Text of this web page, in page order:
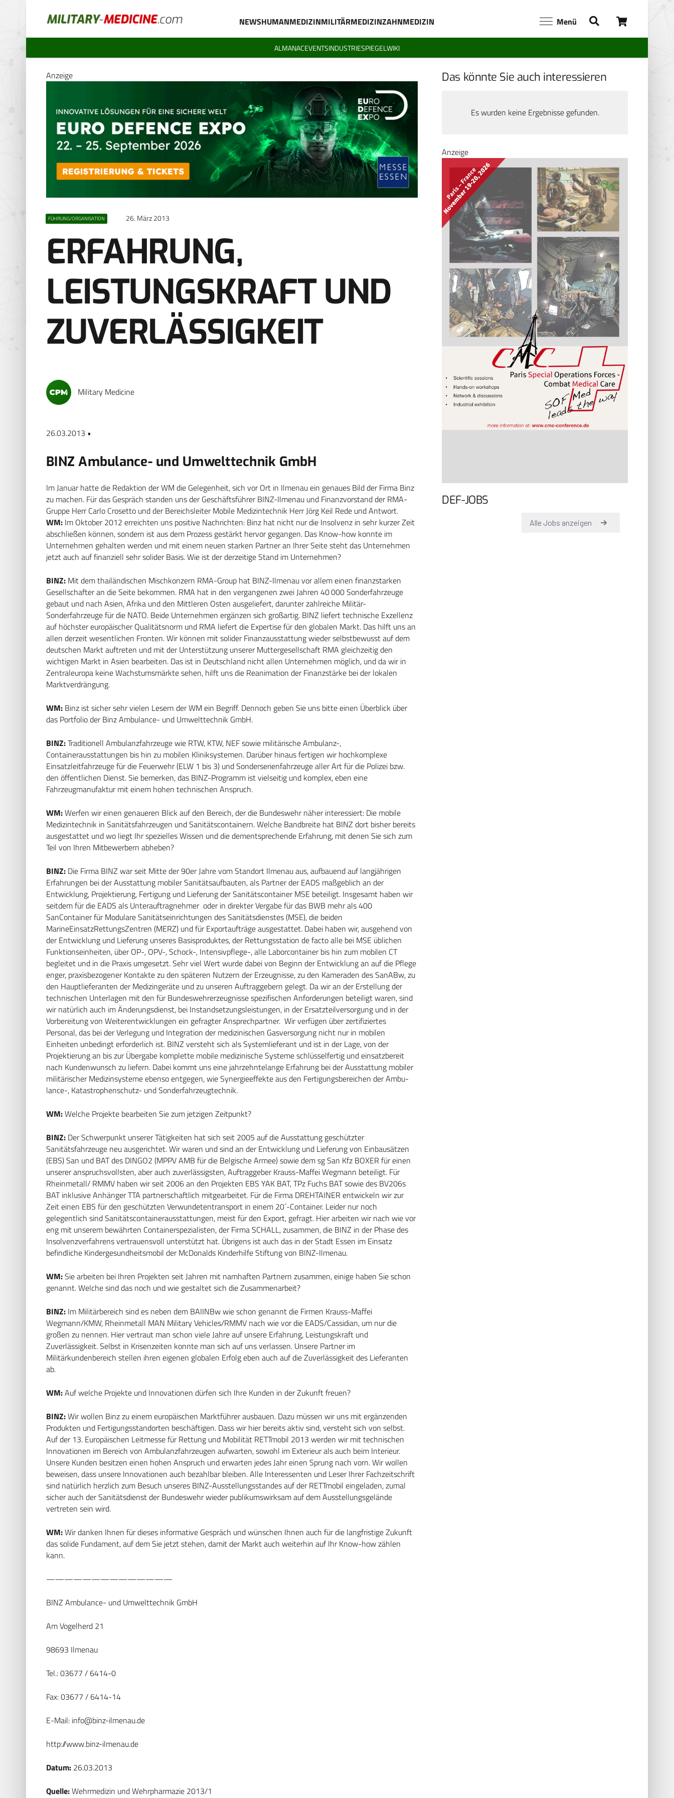
NEWSHUMANMEDIZINMILITÄRMEDIZINZAHNMEDIZIN Menü
ALMANACEVENTSINDUSTRIESPIEGELWIKI
Anzeige
FÜHRUNG/ORGANISATION 26. März 2013
ERFAHRUNG,
LEISTUNGSKRAFT UND
ZUVERLÄSSIGKEIT
Military Medicine
26.03.2013 •
BINZ Ambulance- und Umwelttechnik GmbH
Im Januar hatte die Redaktion der WM die Gelegenheit, sich vor Ort in Ilmenau ein genaues Bild der Firma Binz
zu machen. Für das Gespräch standen uns der Geschäftsführer BINZ-Ilmenau und Finanzvorstand der RMA-
Gruppe Herr Carlo Crosetto und der Bereichsleiter Mobile Medizintechnik Herr Jörg Keil Rede und Antwort.
WM: Im Oktober 2012 erreichten uns positive Nachrichten: Binz hat nicht nur die Insolvenz in sehr kurzer Zeit
abschließen können, sondern ist aus dem Prozess gestärkt hervor gegangen. Das Know-how konnte im
Unternehmen gehalten werden und mit einem neuen starken Partner an Ihrer Seite steht das Unternehmen
jetzt auch auf finanziell sehr solider Basis. Wie ist der derzeitige Stand im Unternehmen?
BINZ: Mit dem thailändischen Mischkonzern RMA-Group hat BINZ-Ilmenau vor allem einen finanzstarken
Gesellschafter an die Seite bekommen. RMA hat in den vergangenen zwei Jahren 40 000 Sonderfahrzeuge
gebaut und nach Asien, Afrika und den Mittleren ­Osten ausgeliefert, darunter zahlreiche Militär-
Sonderfahrzeuge für die NATO. Beide Unternehmen ergänzen sich großartig. BINZ liefert technische Exzellenz
auf höchster europäischer Qualitätsnorm und RMA liefert die Expertise für den globalen Markt. Das hilft uns an
allen derzeit wesentlichen Fronten. Wir können mit solider Finanzausstattung wieder selbstbewusst auf dem
deutschen Markt auftreten und mit der Unterstützung unserer Muttergesellschaft RMA gleichzeitig den
wichtigen Markt in Asien bearbeiten. Das ist in Deutschland nicht allen Unternehmen möglich, und da wir in
Zentraleuropa keine Wachstumsmärkte sehen, hilft uns die Reanimation der Finanzstärke bei der lokalen
Marktverdrängung.
WM: Binz ist sicher sehr vielen Lesern der WM ein Begriff. Dennoch geben Sie uns bitte einen Überblick über
das Portfolio der Binz Ambulance- und Umwelttechnik GmbH.
BINZ:Traditionell Ambulanzfahrzeuge wie RTW, KTW, NEF sowie militärische Ambulanz-,
Containerausstattungen bis hin zu mobilen Kliniksystemen. Darüber hinaus fertigen wir hochkomplexe
Einsatzleitfahrzeuge für die Feuerwehr (ELW 1 bis 3) und Sonderserienfahrzeuge aller Art für die Polizei bzw.
den öffentlichen Dienst. Sie bemerken, das BINZ-Programm ist vielseitig und komplex, eben eine
Fahrzeugmanufaktur mit einem hohen technischen Anspruch.
WM:Werfen wir einen genaueren Blick auf den Bereich, der die Bundeswehr näher interessiert: Die mobile
Medizintechnik in Sanitätsfahrzeugen und Sanitäts­containern. Welche Bandbreite hat BINZ dort bisher bereits
ausgestattet und wo liegt Ihr spezielles Wissen und die dementsprechende Erfahrung, mit denen Sie sich zum
Teil von Ihren Mitbewerbern abheben?
BINZ: Die Firma BINZ war seit Mitte der 90er Jahre vom Standort Ilmenau aus, aufbauend auf langjährigen
Erfahrungen bei der Ausstattung mobiler Sanitätsaufbauten, als Partner der EADS maßgeblich an der
Entwicklung, Projektierung, Fertigung und Lieferung der Sanitätscontainer MSE beteiligt. Insgesamt haben wir
seitdem für die EADS als Unterauftragnehmer oder in direkter Vergabe für das BWB mehr als 400
SanContainer für Modulare Sanitätseinrichtungen des Sanitätsdienstes (MSE), die beiden
MarineEinsatzRettungsZentren (MERZ) und für Exportaufträge ausgestattet. Dabei haben wir, ausgehend von
der Entwicklung und Lieferung unseres Basisproduktes, der Rettungsstation de facto alle bei MSE üblichen
Funktionseinheiten, über OP-, OPV-, Schock-, Intensivpflege-, alle Laborcontainer bis hin zum mobilen CT
begleitet und in die Praxis umgesetzt. Sehr viel Wert wurde dabei von Beginn der Entwicklung an auf die Pflege
enger, praxisbezogener Kontakte zu den späteren Nutzern der Erzeugnisse, zu den Kameraden des ­SanABw, zu
den Hauptlieferanten der Medizingeräte und zu unseren Auftraggebern gelegt. Da wir an der Erstellung der
technischen Unterlagen mit den für Bundeswehrerzeugnisse spezifischen Anforderungen beteiligt waren, sind
wir natürlich auch im Änderungsdienst, bei Instandsetzungsleistungen, in der Ersatzteilversorgung und in der
Vorbereitung von Weiterentwicklungen ein gefragter Ansprechpartner. Wir verfügen über zertifiziertes
Personal, das bei der Verlegung und Integration der medizinischen Gasversorgung nicht nur in mobilen
Einheiten unbedingt erforderlich ist. BINZ versteht sich als Systemlieferant und ist in der Lage, von der
Projektierung an bis zur Übergabe komplette mobile medizinische Systeme schlüsselfertig und einsatzbereit
nach Kundenwunsch zu liefern. Dabei kommt uns eine jahrzehntelange Erfahrung bei der Ausstattung mobiler
militärischer Medizinsysteme ebenso entgegen, wie Synergieeffekte aus den Fertigungsbereichen der Ambu­
lance-, Katastrophenschutz- und Sonderfahrzeugtechnik.
WM:Welche Projekte bearbeiten Sie zum jetzigen Zeitpunkt?
BINZ: Der Schwerpunkt unserer Tätigkeiten hat sich seit 2005 auf die Ausstattung geschützter
Sanitätsfahrzeuge neu ausgerichtet. Wir waren und sind an der Entwicklung und Lieferung von Einbausätzen
(EBS) San und BAT des DINGO2 (MPPV AMB für die Belgische Armee) sowie dem sg San Kfz BOXER für einen
unserer anspruchsvollsten, aber auch zuverlässigsten, Auftraggeber Krauss-Maffei Wegmann beteiligt. Für
Rheinmetall/ RMMV haben wir seit 2006 an den Projekten EBS YAK BAT, TPz Fuchs BAT sowie des BV206s
BAT inklusive Anhänger TTA partnerschaftlich mitgearbeitet. Für die Firma DREHTAINER entwickeln wir zur
Zeit einen EBS für den geschützten Verwundetentransport in einem 20´-Container. Leider nur noch
gelegentlich sind Sanitätscontainerausstattungen, meist für den Export, gefragt. Hier arbeiten wir nach wie vor
eng mit unserem bewährten Containerspezialisten, der Firma SCHALL, zusammen, die BINZ in der Phase des
Insolvenzverfahrens vertrauensvoll unterstützt hat. Übrigens ist auch das in der Stadt Essen im Einsatz
befindliche Kindergesundheitsmobil der McDonalds Kinderhilfe Stiftung von BINZ-Ilmenau.
WM:Sie arbeiten bei Ihren Projekten seit Jahren mit namhaften Partnern zusammen, einige haben Sie schon
genannt. Welche sind das noch und wie gestaltet sich die Zusammenarbeit?
BINZ: Im Militärbereich sind es neben dem BAIINBw wie schon genannt die Firmen Krauss-Maffei
Wegmann/KMW, Rheinmetall MAN Military Vehicles/RMMV nach wie vor die EADS/Cassidian, um nur die
großen zu nennen. Hier vertraut man schon viele Jahre auf unsere Erfahrung, Leistungskraft und
Zuverlässigkeit. Selbst in Krisenzeiten konnte man sich auf uns verlassen. Unsere Partner im
Militärkundenbereich stellen ihren eigenen globalen Erfolg eben auch auf die Zuverlässigkeit des Lieferanten
ab.
WM:Auf welche Projekte und Innovationen dürfen sich Ihre Kunden in der Zukunft freuen?
BINZ:Wir wollen Binz zu einem europäischen Marktführer ausbauen. Dazu müssen wir uns mit ergänzenden
Produkten und Fertigungsstandorten beschäftigen. Dass wir hier bereits aktiv sind, versteht sich von selbst.
Auf der 13. Europäischen Leitmesse für Rettung und Mobilität RETTmobil 2013 werden wir mit technischen
Innovationen im Bereich von Ambulanzfahrzeugen aufwarten, sowohl im Exterieur als auch beim Interieur.
Unsere Kunden besitzen einen hohen Anspruch und erwarten jedes Jahr einen Sprung nach vorn. Wir wollen
beweisen, dass unsere Innovationen auch bezahlbar bleiben. Alle Interessenten und Leser Ihrer Fachzeitschrift
sind natürlich herzlich zum Besuch unseres BINZ-Ausstellungsstandes auf der RETTmobil eingeladen, zumal
sicher auch der Sanitätsdienst der Bundeswehr wieder publikumswirksam auf dem Ausstellungsgelände
vertreten sein wird.
WM:Wir danken Ihnen für dieses informative Gespräch und wünschen Ihnen auch für die langfristige Zukunft
das solide Fundament, auf dem Sie jetzt stehen, damit der Markt auch weiterhin auf Ihr Know-how zählen
kann.
——————————————
BINZ Ambulance- und Umwelttechnik GmbH
Am Vogelherd 21
98693 Ilmenau
Tel.: 03677 / 6414-0
Fax: 03677 / 6414-14
E-Mail: info@binz-ilmenau.de
http://www.binz-ilmenau.de
Datum: 26.03.2013
Quelle:Wehrmedizin und Wehrpharmazie 2013/1
Das könnte Sie auch interessieren
Es wurden keine Ergebnisse gefunden.
Anzeige
DEF-JOBS